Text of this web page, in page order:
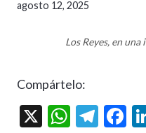
agosto 12, 2025
Los Reyes, en
Compártelo:
X
W T
F